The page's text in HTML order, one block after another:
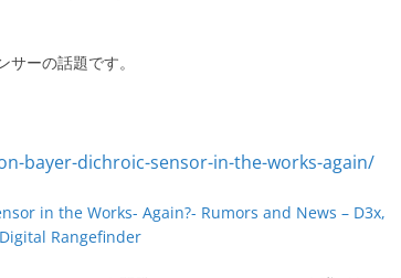
ーの話題です。
in the Works- Again?- Rumors and News – D3x,
Rangefinder